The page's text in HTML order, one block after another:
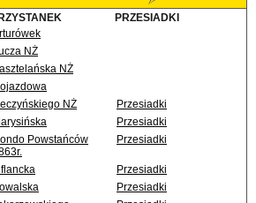
PRZESIADKI
NŻ
NŻ
NŻ
Przesiadki
Przesiadki
Powstańców
Przesiadki
Przesiadki
Przesiadki